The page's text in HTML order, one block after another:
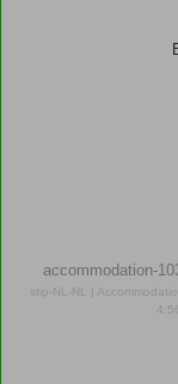
accommodation-
stip-NL-NL |